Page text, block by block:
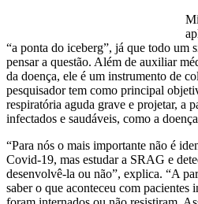
“a ponta do iceberg”, já que todo um
pensar a questão. Além de auxiliar
da doença, ele é um instrumento de
pesquisador tem como principal
respiratória aguda grave e projetar, a
infectados e saudáveis, como a
“Para nós o mais importante não é
Covid-19, mas estudar a SRAG e
desenvolvê-la ou não”, explica. “A
saber o que aconteceu com pacientes